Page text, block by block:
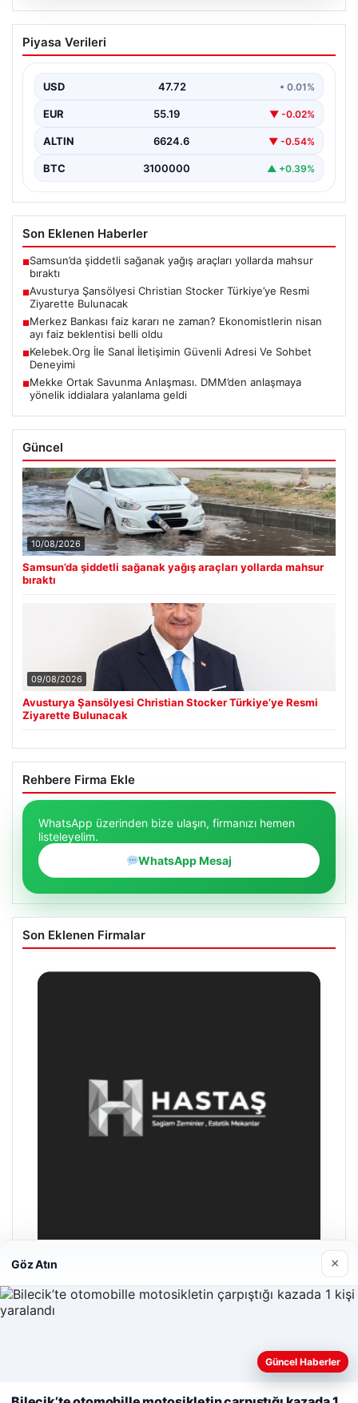
09.08.2026
Avusturya Şansölyesi Christian
Stocker Türkiye’ye Resmi Ziyarette
Türkiye ile Avusturya arasındaki diplomatik ilişkiler hız
görüşmelerin…
Piyasa Verileri
USD 47.72 • 0.01%
EUR 55.19 ▼ -0.02%
ALTIN 6624.6 ▼ -0.54%
BTC 3100000 ▲ +0.39%
Son Eklenen Haberler
■Samsun’da şiddetli sağanak yağış araçları yollarda mahsur
bıraktı
■Avusturya Şansölyesi Christian Stocker Türkiye’ye Resmi
Ziyarette Bulunacak
■Merkez Bankası faiz kararı ne zaman? Ekonomistlerin nisan
ayı faiz beklentisi belli oldu
■Kelebek.Org İle Sanal İletişimin Güvenli Adresi Ve Sohbet
Deneyimi
■Mekke Ortak Savunma Anlaşması. DMM’den anlaşmaya
yönelik iddialara yalanlama geldi
Güncel
10/08/2026
Samsun’da şiddetli sağanak yağış araçları yollarda mahsur
bıraktı
09/08/2026
Avusturya Şansölyesi Christian Stocker Türkiye’ye Resmi
Ziyarette Bulunacak
Rehbere Firma Ekle
WhatsApp üzerinden bize ulaşın, firmanızı hemen
listeleyelim.
WhatsApp Mesaj
Son Eklenen Firmalar
Enes Kaplan Avukatlık Bürosu
28/04/2026
Web sitemizi nasıl kullandığınızı daha iyi anlayabilmek,
kullanıyoruz. Çerez Politikamız
Göz Atın ×
Güncel Haberler